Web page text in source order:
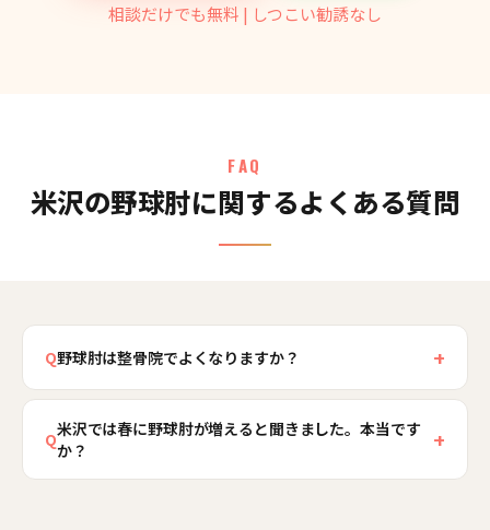
相談だけでも無料 | しつこい勧誘なし
FAQ
米沢の野球肘に関するよくある質問
Q野球肘は整骨院でよくなりますか？ +
野球肘は種類があり、特に肘の外側で軟骨が傷つ
くタイプ（離断性骨軟骨炎）は、骨や軟骨の状態
の確認に医療機関での画像検査が欠かせません。
Q米沢では春に野球肘が増えると聞きました。本当です
か？
+